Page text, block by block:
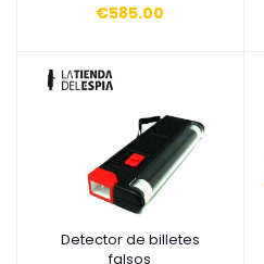
€585.00
Añadir a la cesta
Detector de billetes
falsos